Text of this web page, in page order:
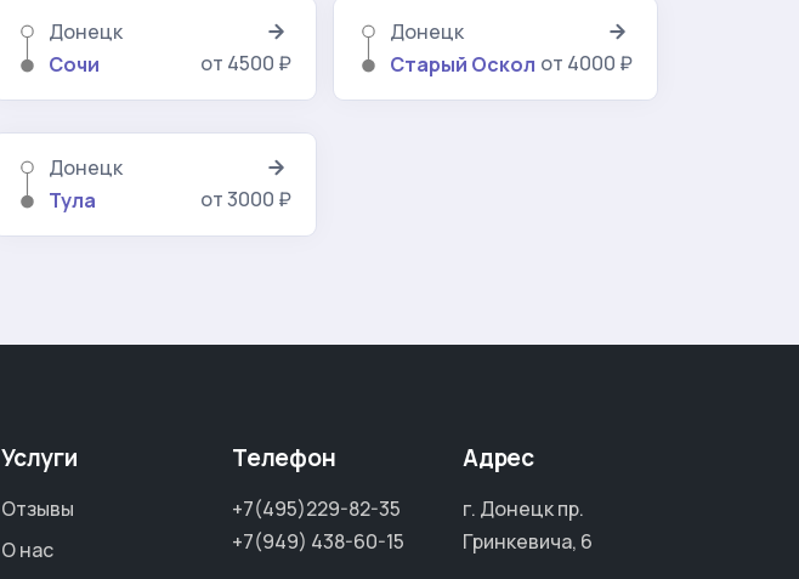
Донецк
Сочи
от 4500 ₽
Донецк
Старый Оскол от 4000 ₽
Донецк
Тула
от 3000 ₽
Услуги
Отзывы
О нас
Телефон
+7(495)229-82-35
+7(949) 438-60-15
Адрес
г. Донецк пр.
Гринкевича, 6